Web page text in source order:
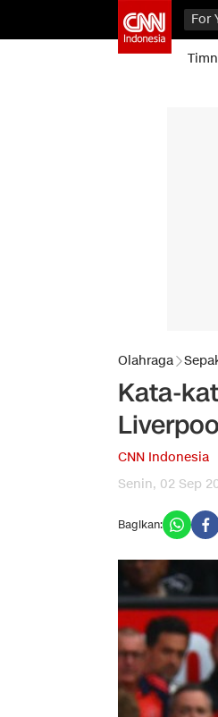
For
Olahraga
Kata-
CNN Indonesia
Senin, 02 Sep
Bagikan: